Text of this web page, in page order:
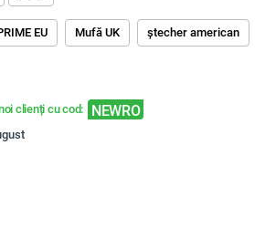
EU Mufă UK ștecher american
clienți cu cod: NEWRO